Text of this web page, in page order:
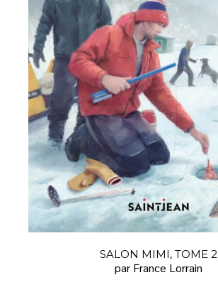
SALON MIMI, TOME 2
par France Lorrain